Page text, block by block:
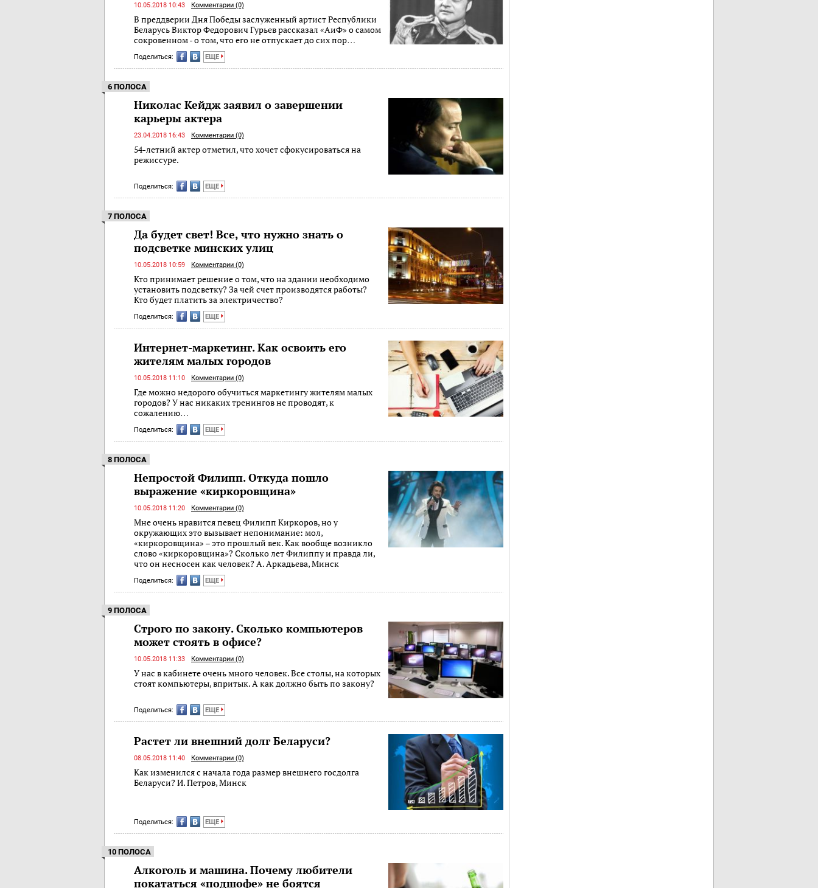
10.05.2018 10:43 Комментарии (0)
В преддверии Дня Победы заслуженный артист Республики
Беларусь Виктор Федорович Гурьев рассказал «АиФ» о самом
сокровенном - о том, что его не отпускает до сих пор…
Поделиться: ЕЩЕ
6 ПОЛОСА
Николас Кейдж заявил о завершении
карьеры актера
23.04.2018 16:43 Комментарии (0)
54-летний актер отметил, что хочет сфокусироваться на
режиссуре.
Поделиться: ЕЩЕ
7 ПОЛОСА
Да будет свет! Все, что нужно знать о
подсветке минских улиц
10.05.2018 10:59 Комментарии (0)
Кто принимает решение о том, что на здании необходимо
установить подсветку? За чей счет производятся работы?
Кто будет платить за электричество?
Поделиться: ЕЩЕ
Интернет-маркетинг. Как освоить его
жителям малых городов
10.05.2018 11:10 Комментарии (0)
Где можно недорого обучиться маркетингу жителям малых
городов? У нас никаких тренингов не проводят, к
сожалению…
Поделиться: ЕЩЕ
8 ПОЛОСА
Непростой Филипп. Откуда пошло
выражение «киркоровщина»
10.05.2018 11:20 Комментарии (0)
Мне очень нравится певец Филипп Киркоров, но у
окружающих это вызывает непонимание: мол,
«киркоровщина» – это прошлый век. Как вообще возникло
слово «киркоровщина»? Сколько лет Филиппу и правда ли,
что он несносен как человек? А. Аркадьева, Минск
Поделиться: ЕЩЕ
9 ПОЛОСА
Строго по закону. Сколько компьютеров
может стоять в офисе?
10.05.2018 11:33 Комментарии (0)
У нас в кабинете очень много человек. Все столы, на которых
стоят компьютеры, впритык. А как должно быть по закону?
Поделиться: ЕЩЕ
Растет ли внешний долг Беларуси?
08.05.2018 11:40 Комментарии (0)
Как изменился с начала года размер внешнего госдолга
Беларуси? И. Петров, Минск
Поделиться: ЕЩЕ
10 ПОЛОСА
Алкоголь и машина. Почему любители
покататься «подшофе» не боятся